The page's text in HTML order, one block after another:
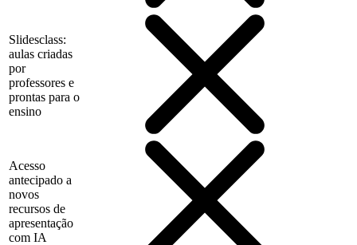
Slidesclass:
aulas criadas
por
professores e
prontas para o
ensino
Acesso
antecipado a
novos
recursos de
apresentação
com IA